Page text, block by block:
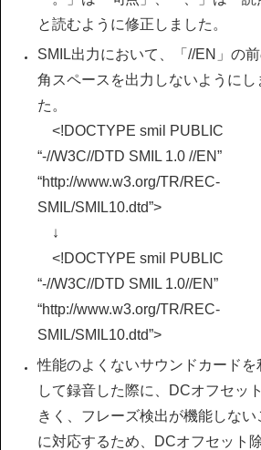
と読むように修正しました。
SMIL出力において、「//EN」の
角スペースを出力しないようにし
た。
<!DOCTYPE smil PUBLIC
“-//W3C//DTD SMIL 1.0 //EN”
“http://www.w3.org/TR/REC-
SMIL/SMIL10.dtd”>
↓
<!DOCTYPE smil PUBLIC
“-//W3C//DTD SMIL 1.0//EN”
“http://www.w3.org/TR/REC-
SMIL/SMIL10.dtd”>
性能のよくないサウンドカードを
して録音した際に、DCオフセッ
きく、フレーズ検出が機能しない
に対応するため、DCオフセット